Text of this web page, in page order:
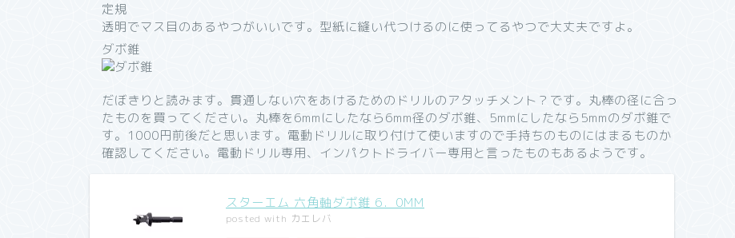
定規
透明でマス目のあるやつがいいです。型紙に縫い代つけるのに使ってるやつで大丈夫ですよ。
ダボ錐
だぼきりと読みます。貫通しない穴をあけるためのドリルのアタッチメント？です。丸棒の径に合っ
たものを買ってください。丸棒を6mmにしたなら6mm径のダボ錐、5mmにしたなら5mmのダボ錐で
す。1000円前後だと思います。電動ドリルに取り付けて使いますので手持ちのものにはまるものか
確認してください。電動ドリル専用、インパクトドライバー専用と言ったものもあるようです。
スターエム 六角軸ダボ錐 6．0MM
posted with カエレバ